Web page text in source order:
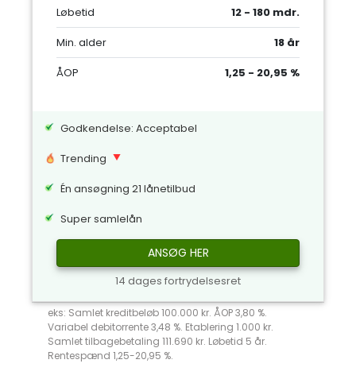
Løbetid
12 - 180 mdr.
Min. alder
18 år
ÅOP
1,25 - 20,95 %
Godkendelse: Acceptabel
Trending
Én ansøgning 21 lånetilbud
Super samlelån
ANSØG HER
14 dages fortrydelsesret
eks: Samlet kreditbeløb 100.000 kr. ÅOP 3,80 %.
Variabel debitorrente 3,48 %. Etablering 1.000 kr.
Samlet tilbagebetaling 111.690 kr. Løbetid 5 år.
Rentespænd 1,25-20,95 %.